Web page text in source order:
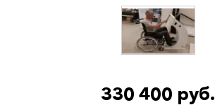
330 400 руб.